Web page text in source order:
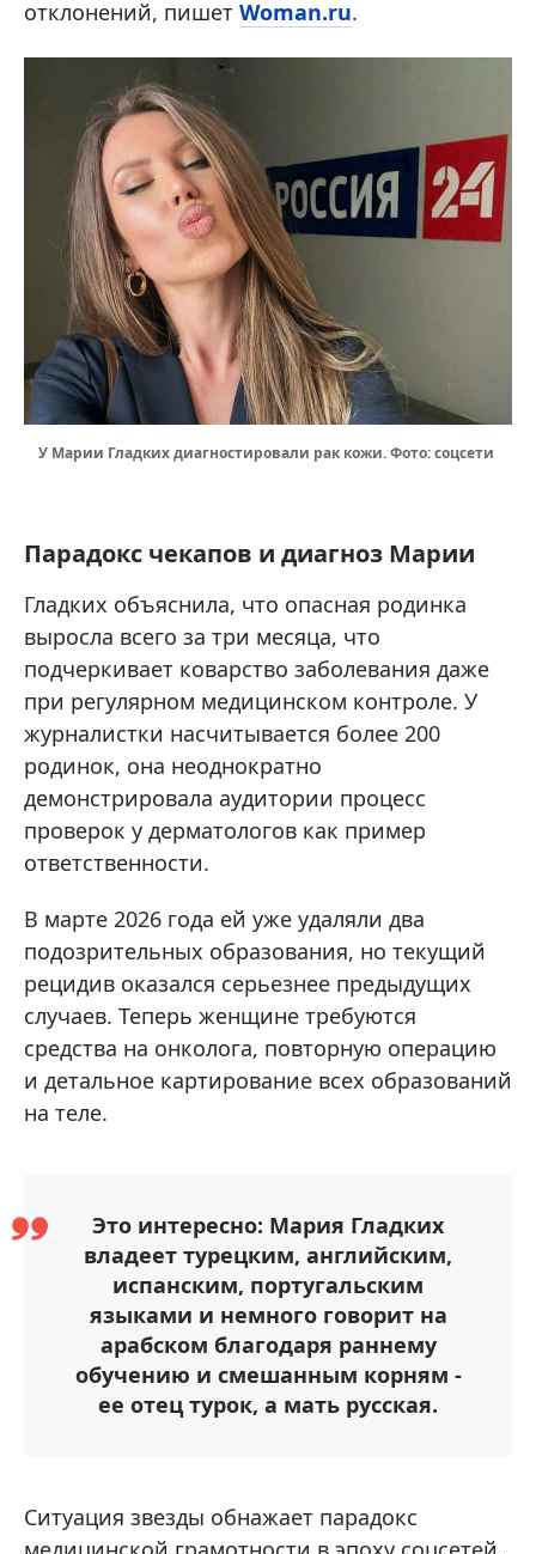
отклонений, пишет Woman.ru.
У Марии Гладких диагностировали рак кожи. Фото: соцсети
Парадокс чекапов и диагноз Марии
Гладких объяснила, что опасная родинка
выросла всего за три месяца, что
подчеркивает коварство заболевания даже
при регулярном медицинском контроле. У
журналистки насчитывается более 200
родинок, она неоднократно
демонстрировала аудитории процесс
проверок у дерматологов как пример
ответственности.
В марте 2026 года ей уже удаляли два
подозрительных образования, но текущий
рецидив оказался серьезнее предыдущих
случаев. Теперь женщине требуются
средства на онколога, повторную операцию
и детальное картирование всех образований
на теле.
Это интересно: Мария Гладких
владеет турецким, английским,
испанским, португальским
языками и немного говорит на
арабском благодаря раннему
обучению и смешанным корням -
ее отец турок, а мать русская.
Ситуация звезды обнажает парадокс